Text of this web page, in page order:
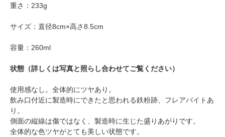
重さ：233g
サイズ：直径8cm×高さ8.5cm
容量：260ml
状態（詳しくは写真と照らし合わせてご覧ください）
使用感なし。全体的にツヤあり。
飲み口付近に製造時にできたと思われる鉄粉跡、フレアバイトあ
り。
側面の縦線は傷ではなく、製造時に生じた盛りあがりです。
全体的な色ツヤがとても美しい状態です。